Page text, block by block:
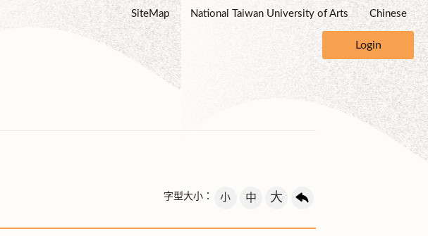
SiteMap National Taiwan University of Arts Chinese
Login
字型大小： 小 中 大